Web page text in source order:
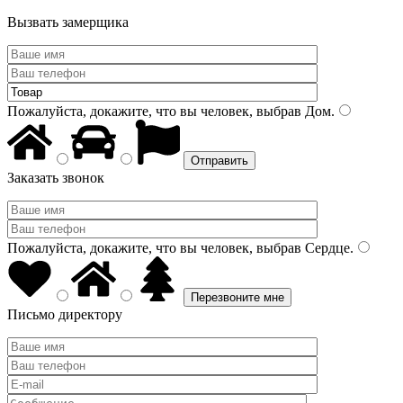
Вызвать замерщика
Пожалуйста, докажите, что вы человек, выбрав Дом.
Заказать звонок
Пожалуйста, докажите, что вы человек, выбрав Сердце.
Письмо директору